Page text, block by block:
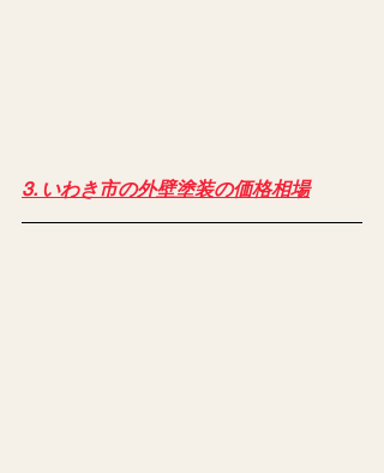
3. いわき市の外壁塗装の価格相場